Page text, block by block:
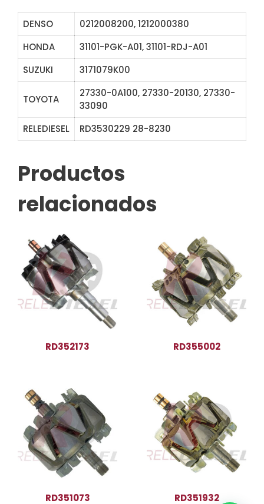
DENSO
0212008200, 1212000380
HONDA
31101-PGK-A01, 31101-RDJ-A01
SUZUKI
3171079K00
TOYOTA
27330-0A100, 27330-20130, 27330-
33090
RELEDIESEL
RD3530229 28-8230
Productos
relacionados
RD352173 RD355002
RD351073 RD351932